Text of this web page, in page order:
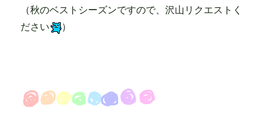
（秋のベストシーズンですので、沢山リクエストく
ださい
）